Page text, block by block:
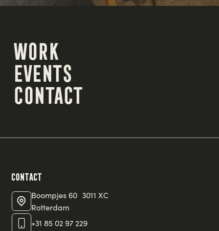
Work
Work
Events
Events
Contact
Contact
Boompjes 60 3011 XC
Rotterdam
+31 85 02 97 229